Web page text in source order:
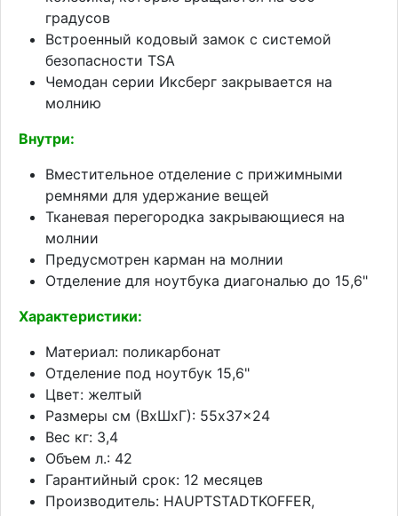
градусов
Встроенный кодовый замок с системой
безопасности TSA
Чемодан серии Иксберг закрывается на
молнию
Внутри:
Вместительное отделение с прижимными
ремнями для удержание вещей
Тканевая перегородка закрывающиеся на
молнии
Предусмотрен карман на молнии
Отделение для ноутбука диагональю до 15,6"
Характеристики:
Материал: поликарбонат
Отделение под ноутбук 15,6"
Цвет: желтый
Размеры см (ВхШхГ): 55x37x24
Вес кг: 3,4
Объем л.: 42
Гарантийный срок: 12 месяцев
Производитель: HAUPTSTADTKOFFER,